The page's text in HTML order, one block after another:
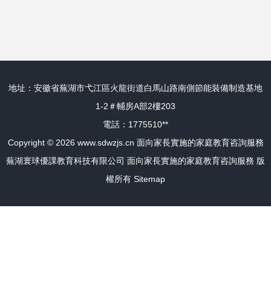
育兒之道
地址：安徽省蕪湖市弋江區火龍街道白馬山路南側節能裝備制造基地
1-2＃輔房A部2樓203
電話：1775510**
Copyright © 2026 www.sdwzjs.cn 面向家長實施的家庭教育咨詢服務
蕪湖寰球優課教育科技有限公司 面向家長實施的家庭教育咨詢服務 版
權所有 Sitemap